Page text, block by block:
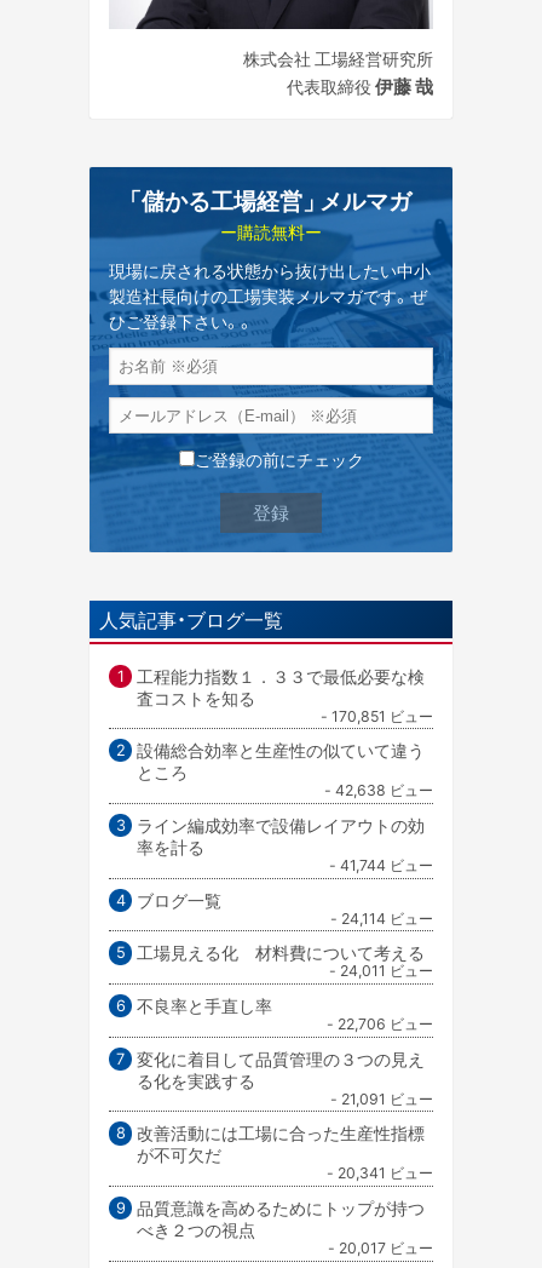
株式会社 工場経営研究所
代表取締役 伊藤 哉
「儲かる工場経営」 メルマガ
ー購読無料ー
現場に戻される状態から抜け出したい中小
製造社長向けの工場実装メルマガです。ぜ
ひご登録下さい。。
ご登録の前にチェック
人気記事・ブログ一覧
工程能力指数１．３３で最低必要な検
査コストを知る
- 170,851 ビュー
設備総合効率と生産性の似ていて違う
ところ
- 42,638 ビュー
ライン編成効率で設備レイアウトの効
率を計る
- 41,744 ビュー
ブログ一覧
- 24,114 ビュー
工場見える化 材料費について考える
- 24,011 ビュー
不良率と手直し率
- 22,706 ビュー
変化に着目して品質管理の３つの見え
る化を実践する
- 21,091 ビュー
改善活動には工場に合った生産性指標
が不可欠だ
- 20,341 ビュー
品質意識を高めるためにトップが持つ
べき２つの視点
- 20,017 ビュー